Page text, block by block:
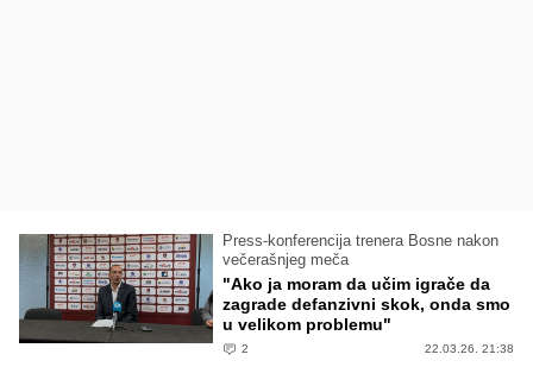
Press-konferencija trenera Bosne nakon
večerašnjeg meča
"Ako ja moram da učim igrače da
zagrade defanzivni skok, onda smo
u velikom problemu"
2 22.03.26. 21:38